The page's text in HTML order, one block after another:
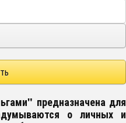
предназначена для
о личных и